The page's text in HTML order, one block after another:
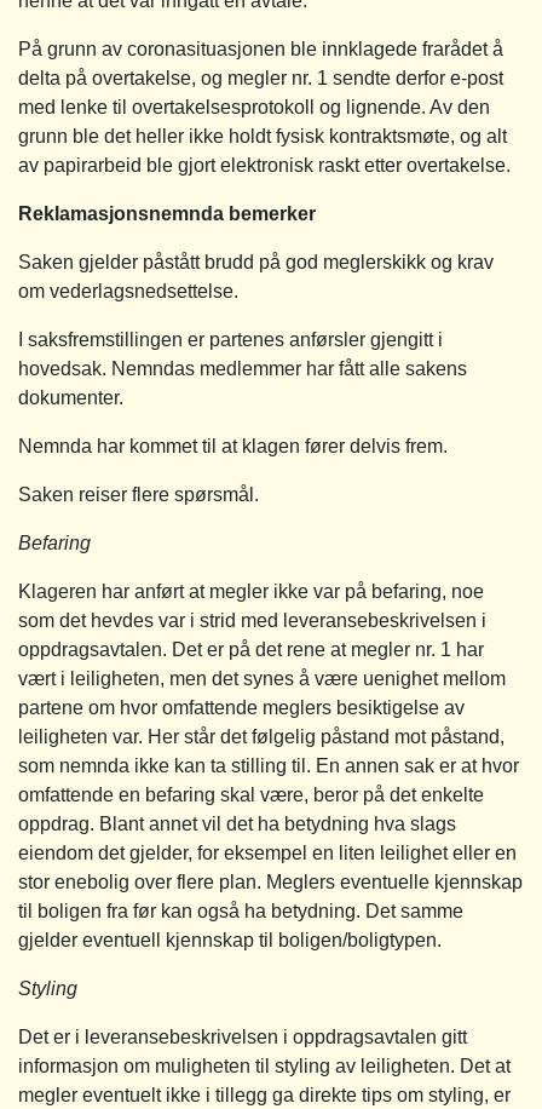
På grunn av coronasituasjonen ble innklagede frarådet å
delta på overtakelse, og megler nr. 1 sendte derfor e-post
med lenke til overtakelsesprotokoll og lignende. Av den
grunn ble det heller ikke holdt fysisk kontraktsmøte, og alt
av papirarbeid ble gjort elektronisk raskt etter overtakelse.
Reklamasjonsnemnda bemerker
Saken gjelder påstått brudd på god meglerskikk og krav
om vederlagsnedsettelse.
I saksfremstillingen er partenes anførsler gjengitt i
hovedsak. Nemndas medlemmer har fått alle sakens
dokumenter.
Nemnda har kommet til at klagen fører delvis frem.
Saken reiser flere spørsmål.
Befaring
Klageren har anført at megler ikke var på befaring, noe
som det hevdes var i strid med leveransebeskrivelsen i
oppdragsavtalen. Det er på det rene at megler nr. 1 har
vært i leiligheten, men det synes å være uenighet mellom
partene om hvor omfattende meglers besiktigelse av
leiligheten var. Her står det følgelig påstand mot påstand,
som nemnda ikke kan ta stilling til. En annen sak er at hvor
omfattende en befaring skal være, beror på det enkelte
oppdrag. Blant annet vil det ha betydning hva slags
eiendom det gjelder, for eksempel en liten leilighet eller en
stor enebolig over flere plan. Meglers eventuelle kjennskap
til boligen fra før kan også ha betydning. Det samme
gjelder eventuell kjennskap til boligen/boligtypen.
Styling
Det er i leveransebeskrivelsen i oppdragsavtalen gitt
informasjon om muligheten til styling av leiligheten. Det at
megler eventuelt ikke i tillegg ga direkte tips om styling, er